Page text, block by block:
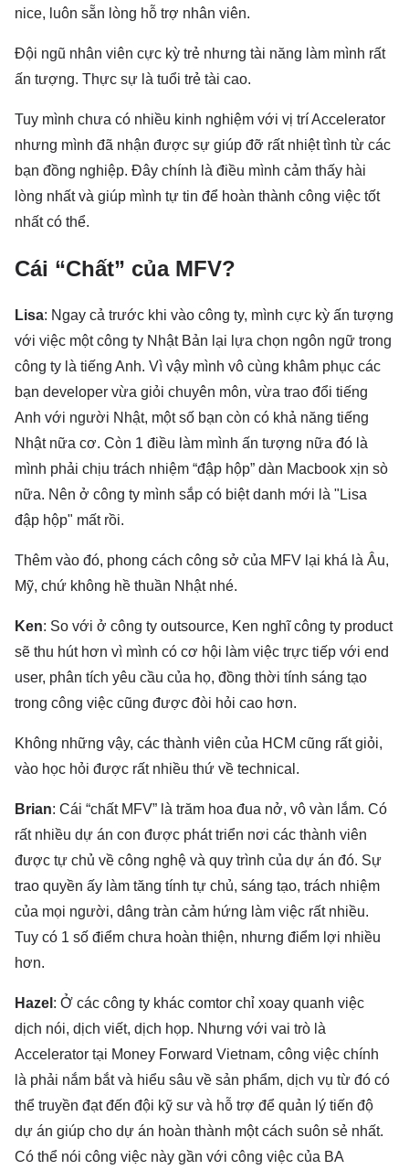
nice, luôn sẵn lòng hỗ trợ nhân viên.
Đội ngũ nhân viên cực kỳ trẻ nhưng tài năng làm mình rất
ấn tượng. Thực sự là tuổi trẻ tài cao.
Tuy mình chưa có nhiều kinh nghiệm với vị trí Accelerator
nhưng mình đã nhận được sự giúp đỡ rất nhiệt tình từ các
bạn đồng nghiệp. Đây chính là điều mình cảm thấy hài
lòng nhất và giúp mình tự tin để hoàn thành công việc tốt
nhất có thể.
Cái “Chất” của MFV?
Lisa: Ngay cả trước khi vào công ty, mình cực kỳ ấn tượng
với việc một công ty Nhật Bản lại lựa chọn ngôn ngữ trong
công ty là tiếng Anh. Vì vậy mình vô cùng khâm phục các
bạn developer vừa giỏi chuyên môn, vừa trao đổi tiếng
Anh với người Nhật, một số bạn còn có khả năng tiếng
Nhật nữa cơ. Còn 1 điều làm mình ấn tượng nữa đó là
mình phải chịu trách nhiệm “đập hộp” dàn Macbook xịn sò
nữa. Nên ở công ty mình sắp có biệt danh mới là "Lisa
đập hộp" mất rồi.
Thêm vào đó, phong cách công sở của MFV lại khá là Âu,
Mỹ, chứ không hề thuần Nhật nhé.
Ken: So với ở công ty outsource, Ken nghĩ công ty product
sẽ thu hút hơn vì mình có cơ hội làm việc trực tiếp với end
user, phân tích yêu cầu của họ, đồng thời tính sáng tạo
trong công việc cũng được đòi hỏi cao hơn.
Không những vậy, các thành viên của HCM cũng rất giỏi,
vào học hỏi được rất nhiều thứ về technical.
Brian: Cái “chất MFV” là trăm hoa đua nở, vô vàn lắm. Có
rất nhiều dự án con được phát triển nơi các thành viên
được tự chủ về công nghệ và quy trình của dự án đó. Sự
trao quyền ấy làm tăng tính tự chủ, sáng tạo, trách nhiệm
của mọi người, dâng tràn cảm hứng làm việc rất nhiều.
Tuy có 1 số điểm chưa hoàn thiện, nhưng điểm lợi nhiều
hơn.
Hazel : Ở các công ty khác comtor chỉ xoay quanh việc
dịch nói, dịch viết, dịch họp. Nhưng với vai trò là
Accelerator tại Money Forward Vietnam, công việc chính
là phải nắm bắt và hiểu sâu về sản phẩm, dịch vụ từ đó có
thể truyền đạt đến đội kỹ sư và hỗ trợ để quản lý tiến độ
dự án giúp cho dự án hoàn thành một cách suôn sẻ nhất.
Có thể nói công việc này gần với công việc của BA